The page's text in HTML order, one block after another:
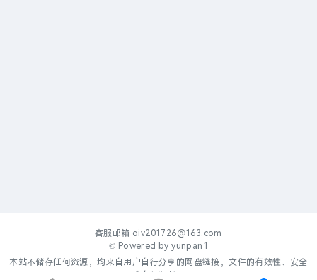
客服邮箱 oiv201726@163.com
© Powered byyunpan1
本站不储存任何资源，均来自用户自行分享的网盘链接，文件的有效性、安全